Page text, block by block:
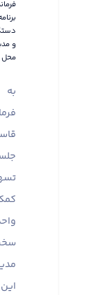
و
محل